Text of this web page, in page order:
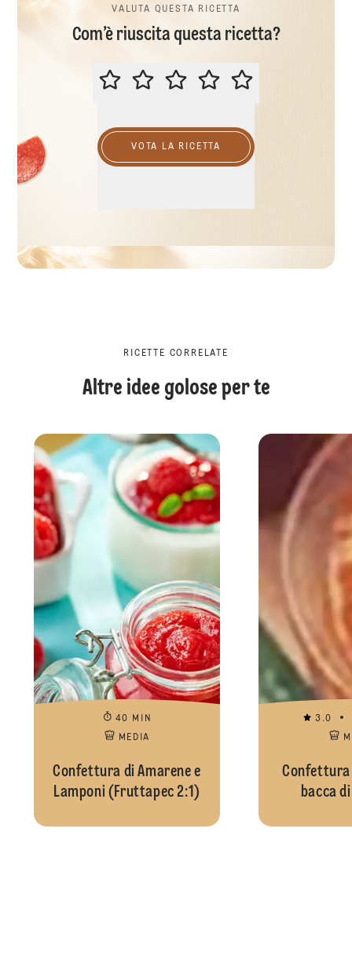
VALUTA QUESTA RICETTA
Com’è riuscita questa ricetta?
VALUTA QUESTA RICETTA
VOTA LA RICETTA
RICETTE CORRELATE
Altre idee golose per te
40 MIN
MEDIA
Confettura di Amarene e
Lamponi (Fruttapec 2:1)
3.0
Confettura
bacca